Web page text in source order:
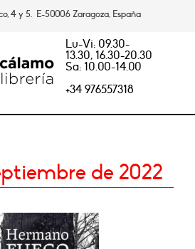
4 y 5. E-50006 Zaragoza, España
Lu-Vi: 09.30-
13.30, 16.30-20.30
Sa: 10.00-14.00
+34 976557318
de 2022